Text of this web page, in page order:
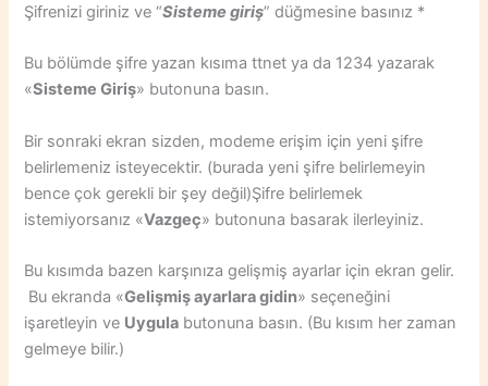
Şifrenizi giriniz ve “Sisteme giriş” düğmesine basınız *
Bu bölümde şifre yazan kısıma ttnet ya da 1234 yazarak
«Sisteme Giriş» butonuna basın.
Bir sonraki ekran sizden, modeme erişim için yeni şifre
belirlemeniz isteyecektir. (burada yeni şifre belirlemeyin
bence çok gerekli bir şey değil)Şifre belirlemek
istemiyorsanız «Vazgeç» butonuna basarak ilerleyiniz.
Bu kısımda bazen karşınıza gelişmiş ayarlar için ekran gelir.
Bu ekranda «Gelişmiş ayarlara gidin» seçeneğini
işaretleyin ve Uygula butonuna basın. (Bu kısım her zaman
gelmeye bilir.)